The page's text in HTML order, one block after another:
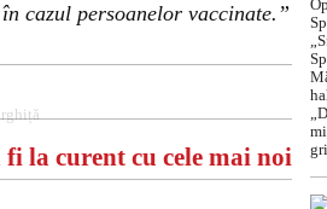
cazul persoanelor vaccinate.”
la curent cu cele mai noi